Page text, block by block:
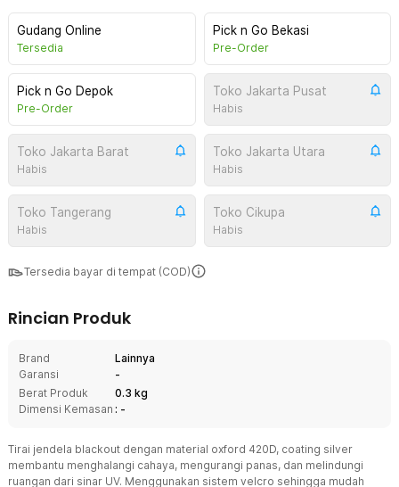
Gudang Online
Tersedia
Pick n Go Bekasi
Pre-Order
Pick n Go Depok
Pre-Order
Toko Jakarta Pusat
Habis
Toko Jakarta Barat
Habis
Toko Jakarta Utara
Habis
Toko Tangerang
Habis
Toko Cikupa
Habis
Tersedia bayar di tempat (COD)
Rincian Produk
Brand
Lainnya
Garansi
-
Berat Produk
0.3 kg
Dimensi Kemasan : -
Tirai jendela blackout dengan material oxford 420D, coating silver
membantu menghalangi cahaya, mengurangi panas, dan melindungi
ruangan dari sinar UV. Menggunakan sistem velcro sehingga mudah